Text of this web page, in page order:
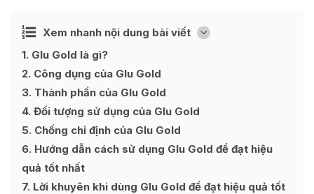
Xem nhanh nội dung bài viết [
Ẩn
1 Glu Gold là gì?
2 Công dụng của Glu Gold
3 Thành phần của Glu Gold
4 Đối tượng sử dụng của Glu Gold
5 Chống chỉ định của Glu Gold
6 Hướng dẫn cách sử dụng Glu Gold để đạt hiệu
quả tốt nhất
7 Lời khuyên khi dùng Glu Gold để đạt hiệu quả tốt